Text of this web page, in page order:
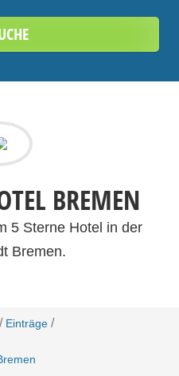
BREMEN
5 Sterne Hotel in der
Bremen.
/ Einträge /